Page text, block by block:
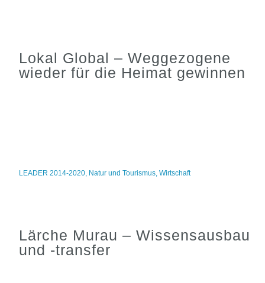
Lokal Global – Weggezogene
wieder für die Heimat gewinnen
LEADER 2014-2020, Natur und Tourismus,Wirtschaft
Lärche Murau – Wissensausbau
und -transfer